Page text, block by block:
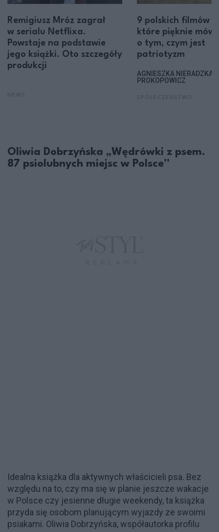
Remigiusz Mróz zagrał
w serialu Netflixa.
Powstaje na podstawie
jego książki. Oto szczegóły
produkcji
9 polskich filmów i
które pięknie
o tym, czym jest
patriotyzm
AGNIESZKA NIERADZKA-
PROKOPOWICZ
Oliwia Dobrzyńska „Wędrówki z psem.
87 psiolubnych miejsc w Polsce”
Idealna książka dla aktywnych właścicieli psa. Bez
względu na to, czy ma się w planie jeszcze wakacje
w Polsce czy jesienne długie weekendy, ta książka
przyda się osobom planującym wyjazdy ze swoimi
psiakami. Oliwia Dobrzyńska, współautorka profilu